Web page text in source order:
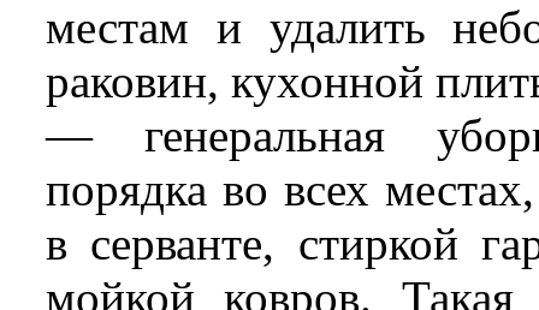
местам и удалить
раковин, кухонной
— генеральная
порядка во всех
в серванте, стиркой
мойкой ковров.